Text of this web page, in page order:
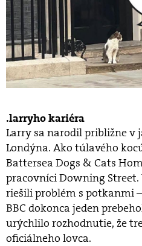
larryho kariéra
Larry sa narodil približne v
Londýna. Ako túlavého
Battersea Dogs & Cats
pracovníci Downing
riešili problém s potkanmi
BBC dokonca jeden
urýchlilo rozhodnutie, že
oficiálneho lovca.